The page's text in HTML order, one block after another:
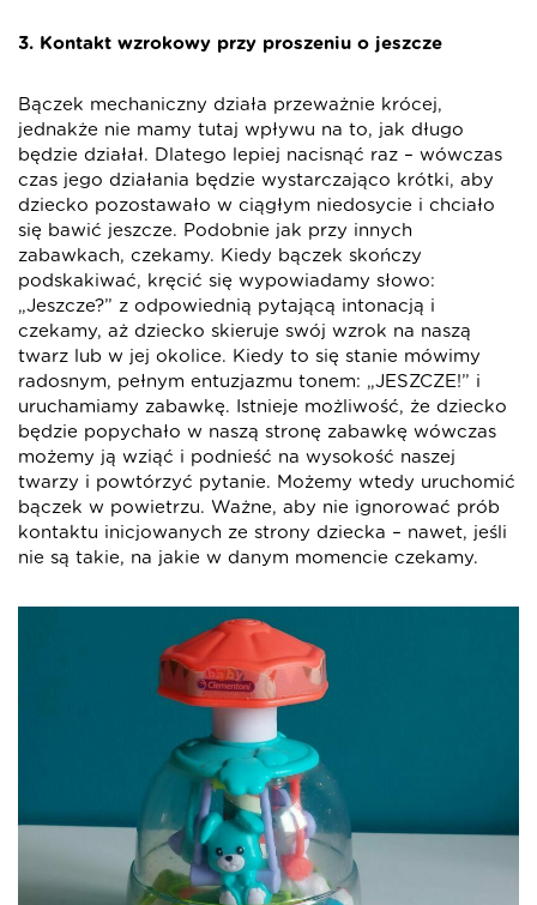
3. Kontakt wzrokowy przy proszeniu o jeszcze
Bączek mechaniczny działa przeważnie krócej,
jednakże nie mamy tutaj wpływu na to, jak długo
będzie działał. Dlatego lepiej nacisnąć raz – wówczas
czas jego działania będzie wystarczająco krótki, aby
dziecko pozostawało w ciągłym niedosycie i chciało
się bawić jeszcze. Podobnie jak przy innych
zabawkach, czekamy. Kiedy bączek skończy
podskakiwać, kręcić się wypowiadamy słowo:
„Jeszcze?” z odpowiednią pytającą intonacją i
czekamy, aż dziecko skieruje swój wzrok na naszą
twarz lub w jej okolice. Kiedy to się stanie mówimy
radosnym, pełnym entuzjazmu tonem: „JESZCZE!” i
uruchamiamy zabawkę. Istnieje możliwość, że dziecko
będzie popychało w naszą stronę zabawkę wówczas
możemy ją wziąć i podnieść na wysokość naszej
twarzy i powtórzyć pytanie. Możemy wtedy uruchomić
bączek w powietrzu. Ważne, aby nie ignorować prób
kontaktu inicjowanych ze strony dziecka – nawet, jeśli
nie są takie, na jakie w danym momencie czekamy.